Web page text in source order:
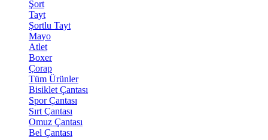
Şort
Tayt
Şortlu Tayt
Mayo
Atlet
Boxer
Çorap
Tüm Ürünler
Bisiklet Çantası
Spor Çantası
Sırt Çantası
Omuz Çantası
Bel Çantası